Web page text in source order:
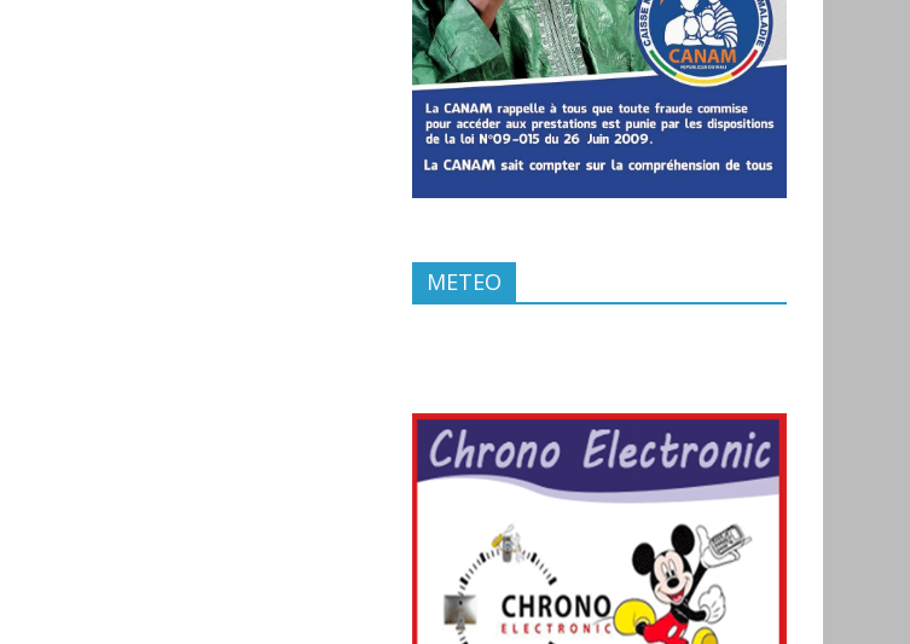
METEO